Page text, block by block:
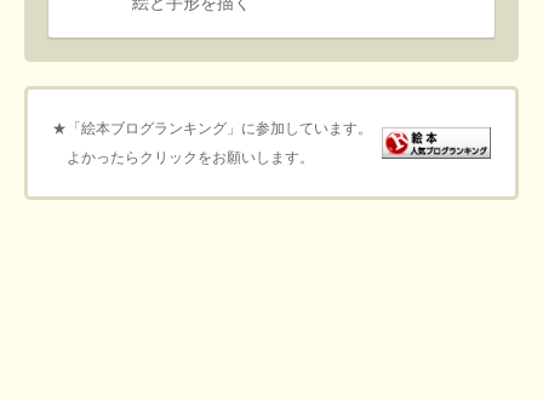
★「絵本ブログランキング」に参加しています。
よかったらクリックをお願いします。